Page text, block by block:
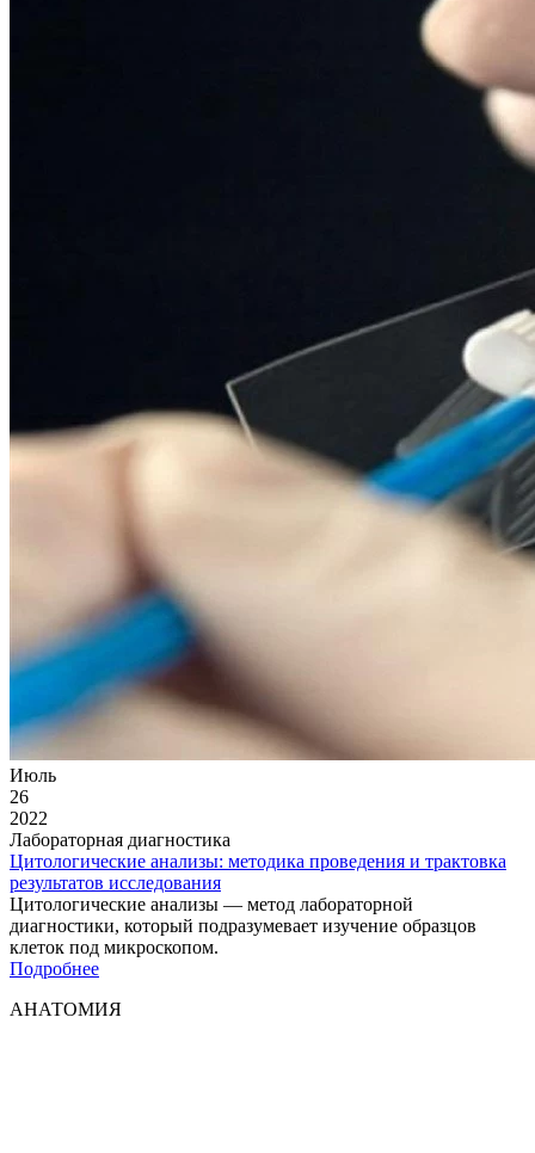
Июль
26
2022
Лабораторная диагностика
Цитологические анализы: методика проведения и трактовка
результатов исследования
Цитологические анализы — метод лабораторной
диагностики, который подразумевает изучение образцов
клеток под микроскопом.
Подробнее
АНАТОМИЯ